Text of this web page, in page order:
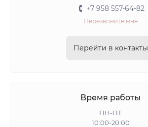
+7 958 557-64-82
Перезвоните мне
Перейти в контакты
Время работы
ПН-ПТ
10:00-20:00